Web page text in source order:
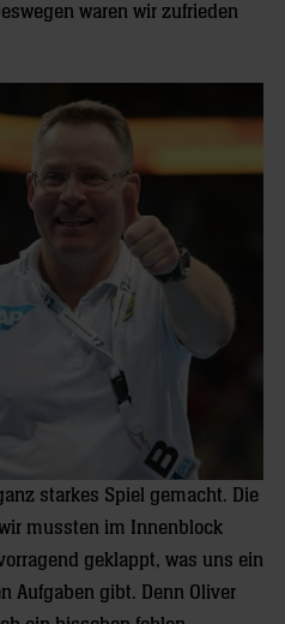
waren wir zufrieden
starkes Spiel gemacht. Die
mussten im Innenblock
geklappt, was uns ein
Aufgaben gibt. Denn Oliver